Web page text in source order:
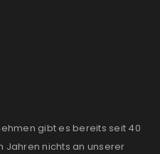
durch
gibt es bereits seit 40
Jahren nichts an unserer